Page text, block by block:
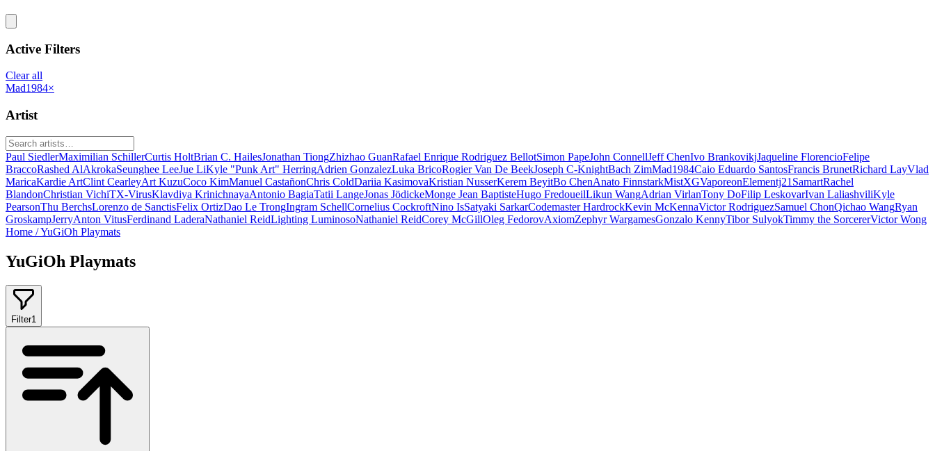
Active Filters
Clear all
Mad1984×
Artist
Paul SiedlerMaximilian SchillerCurtis HoltBrian C. HailesJonathan TiongZhizhao GuanRafael Enrique Rodriguez BellotSimon PapeJohn ConnellJeff ChenIvo BrankovikjJaqueline FlorencioFelipe
BraccoRashed AlAkrokaSeunghee LeeJue LiKyle "Punk Art" HerringAdrien GonzalezLuka BricoRogier Van De BeekJoseph C-KnightBach ZimMad1984Caio Eduardo SantosFrancis BrunetRichard LayVlad
MaricaKardie ArtClint CearleyArt KuzuCoco KimManuel CastañonChris ColdDariia KasimovaKristian NusserKerem BeyitBo ChenAnato FinnstarkMistXGVaporeonElementj21 SamartRachel
BlandonChristian VichiTX-VirusKlavdiya KrinichnayaAntonio BagiaTatii LangeJonas JödickeMonge Jean BaptisteHugo FredoueilLikun WangAdrian VirlanTony DoFilip LeskovarIvan LaliashviliKyle
PearsonThu BerchsLorenzo de SanctisFelix OrtizDao Le TrongIngram SchellCornelius CockroftNino IsSatyaki SarkarCodemaster HardrockKevin McKennaVictor RodriguezSamuel ChonQichao WangRyan
GroskampJerryAnton VitusFerdinand LaderaNathaniel ReidLighting LuminosoNathaniel ReidCorey McGillOleg FedorovAxiomZephyr WargamesGonzalo KennyTibor SulyokTimmy the SorcererVictor Wong
Home /YuGiOh Playmats
YuGiOh Playmats
Filter1